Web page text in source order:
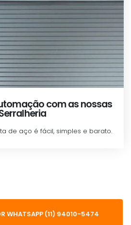
com as nossas
de aço é fácil, simples e barato.
WHATSAPP (11) 94010-5474